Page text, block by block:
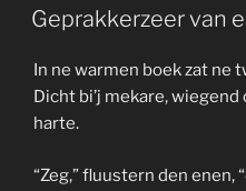
OP
Geprakkerzeer van
In ne warmen boek zat ne
Dicht bi’j mekare, wiegend
harte.
“Zeg,” fluustern den enen,